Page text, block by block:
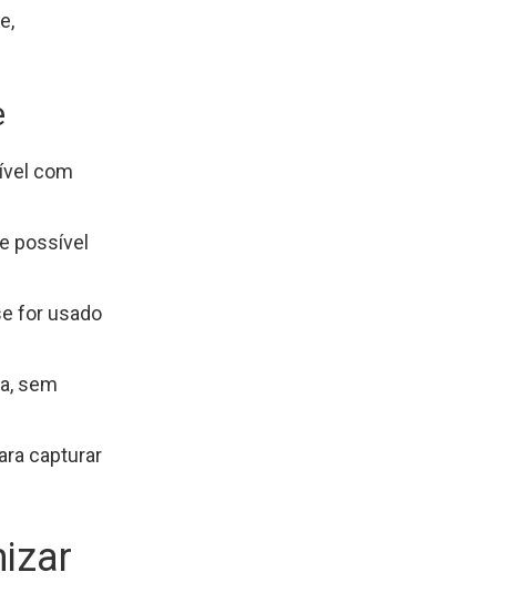
com
possível
for usado
sem
capturar